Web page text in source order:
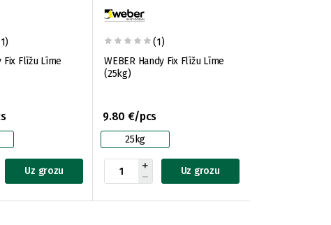
Fix Flīžu Līme
Uz grozu
(1)
WEBER Handy Fix Flīžu Līme
(25kg)
9.80 €/pcs
25kg
Uz grozu